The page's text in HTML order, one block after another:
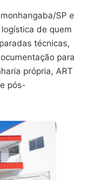
SP e
de quem
técnicas,
para
própria, ART
pós-